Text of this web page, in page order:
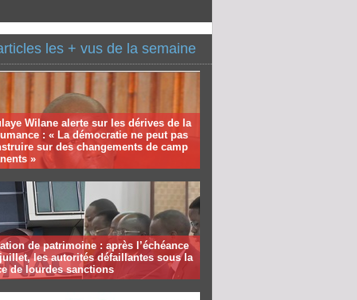
les + vus de la semaine
Wilane alerte sur les dérives de la
: « La démocratie ne peut pas
sur des changements de camp
»
de patrimoine : après l’échéance
les autorités défaillantes sous la
de lourdes sanctions